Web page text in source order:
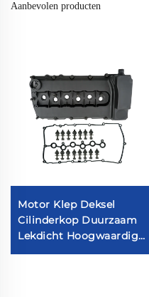
Aanbevolen producten
Motor Klep Deksel
Cilinderkop Duurzaam
Lekdicht Hoogwaardig
Geen Olie Lekkage Hoog